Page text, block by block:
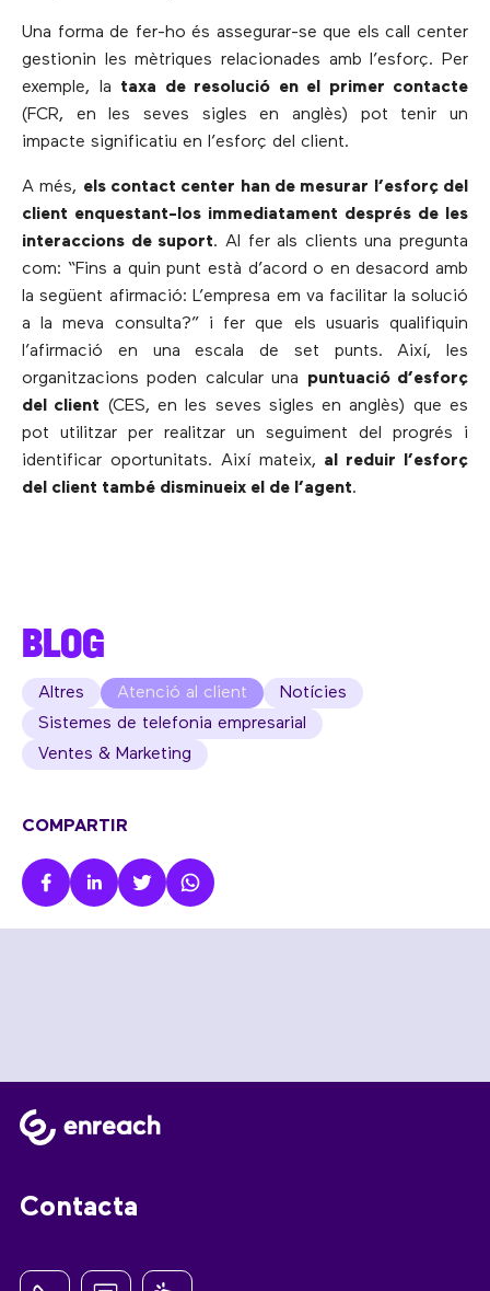
Una forma de fer-ho és assegurar-se que els call center
gestionin les mètriques relacionades amb l’esforç. Per
exemple, la taxa de resolució en el primer contacte
(FCR, en les seves sigles en anglès) pot tenir un
impacte significatiu en l’esforç del client.
A més, els contact center han de mesurar l’esforç del
client enquestant-los immediatament després de les
interaccions de suport. Al fer als clients una pregunta
com: “Fins a quin punt està d’acord o en desacord amb
la següent afirmació: L’empresa em va facilitar la solució
a la meva consulta?” i fer que els usuaris qualifiquin
l’afirmació en una escala de set punts. Així, les
organitzacions poden calcular una puntuació d’esforç
del client (CES, en les seves sigles en anglès) que es
pot utilitzar per realitzar un seguiment del progrés i
identificar oportunitats. Així mateix, al reduir l’esforç
del client també disminueix el de l’agent.
BLOG
Altres Atenció al client
Notícies
Sistemes de telefonia empresarial
Ventes & Marketing
COMPARTIR
Contacta